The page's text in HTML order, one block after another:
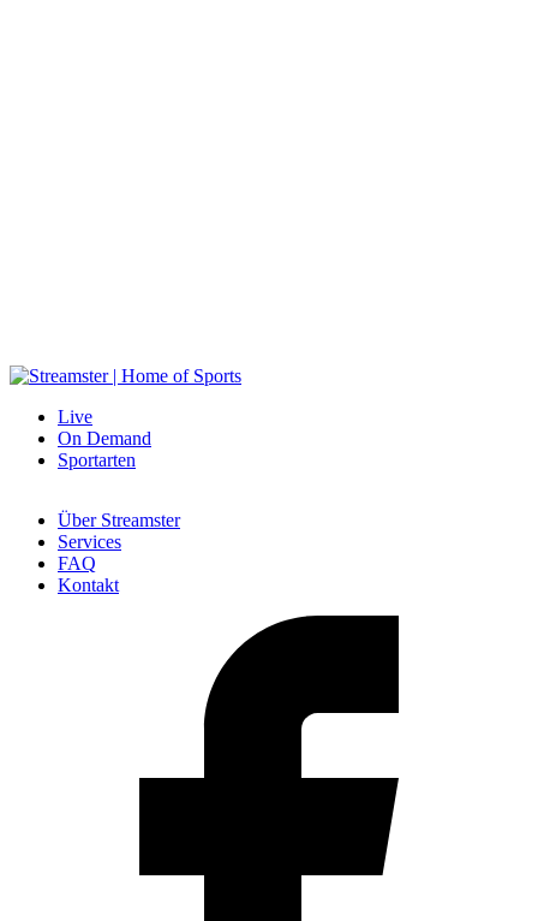
Live
On Demand
Sportarten
Über Streamster
Services
FAQ
Kontakt